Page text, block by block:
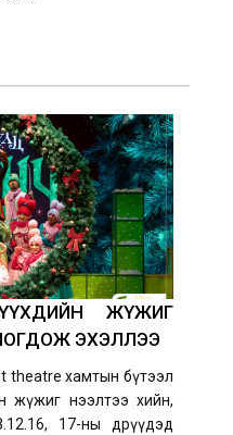
ЖҮЖИГ
ЭХЭЛЛЭЭ
theatre хамтын бүтээл
жүжиг нээлтээ хийн,
17-ны өдрүүдэд